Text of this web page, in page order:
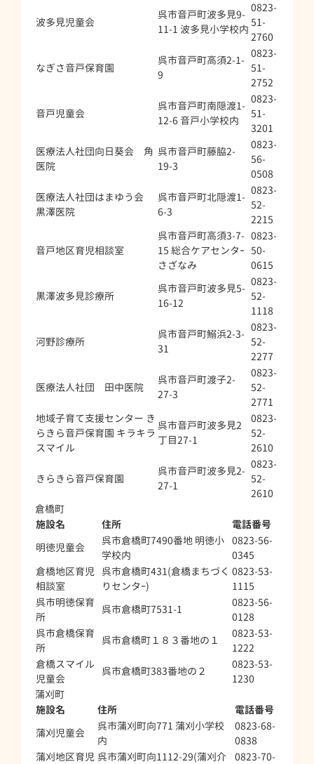
波多見児童会
呉市音戸町波多見9-
11-1 波多見小学校内
0823-
51-
2760
なぎさ音戸保育園
呉市音戸町高須2-1-
9
0823-
51-
2752
音戸児童会
呉市音戸町南隠渡1-
12-6 音戸小学校内
0823-
51-
3201
医療法人社団向日葵会 角
医院
呉市音戸町藤脇2-
19-3
0823-
56-
0508
医療法人社団はまゆう会
黒澤医院
呉市音戸町北隠渡1-
6-3
0823-
52-
2215
音戸地区育児相談室
呉市音戸町高須3-7-
15 総合ケアセンタｰ
さざなみ
0823-
50-
0615
黒澤波多見診療所
呉市音戸町波多見5-
16-12
0823-
52-
1118
河野診療所
呉市音戸町鰯浜2-3-
31
0823-
52-
2277
医療法人社団 田中医院
呉市音戸町渡子2-
27-3
0823-
52-
2771
地域子育て支援センター き
らきら音戸保育園 キラキラ
スマイル
呉市音戸町波多見2
丁目27-1
0823-
52-
2610
きらきら音戸保育園
呉市音戸町波多見2-
27-1
0823-
52-
2610
倉橋町
施設名
住所
電話番号
明徳児童会
呉市倉橋町7490番地 明徳小
学校内
0823-56-
0345
倉橋地区育児
相談室
呉市倉橋町431(倉橋まちづく
りセンタｰ)
0823-53-
1115
呉市明徳保育
所
呉市倉橋町7531-1
0823-56-
0128
呉市倉橋保育
所
呉市倉橋町１８３番地の１
0823-53-
1222
倉橋スマイル
児童会
呉市倉橋町383番地の２
0823-53-
1230
蒲刈町
施設名
住所
電話番号
蒲刈児童会
呉市蒲刈町向771 蒲刈小学校
内
0823-68-
0838
蒲刈地区育児 呉市蒲刈町向1112-29(蒲刈介
0823-70-